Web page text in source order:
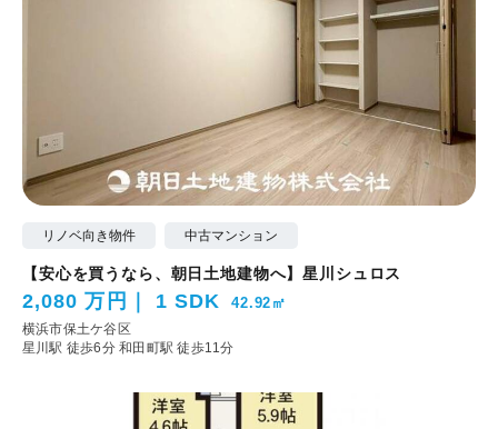
リノベ向き物件 中古マンション
【安心を買うなら、朝日土地建物へ】星川シュロス
2,080 万円 1 SDK 42.92㎡
横浜市保土ケ谷区
星川駅 徒歩6分和田町駅 徒歩11分